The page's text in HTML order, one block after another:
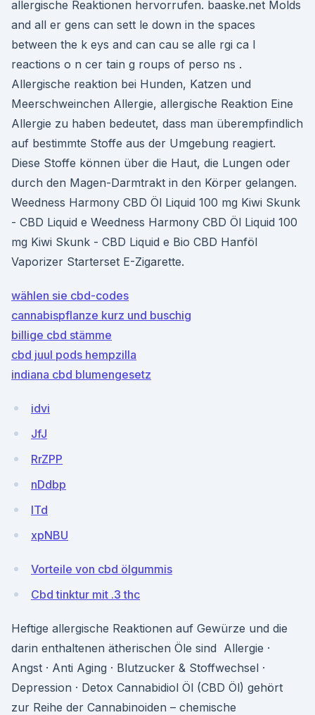
allergische Reaktionen hervorrufen. baaske.net Molds
and all er gens can sett le down in the spaces
between the k eys and can cau se alle rgi ca l
reactions o n cer tain g roups of perso ns .
Allergische reaktion bei Hunden, Katzen und
Meerschweinchen Allergie, allergische Reaktion Eine
Allergie zu haben bedeutet, dass man überempfindlich
auf bestimmte Stoffe aus der Umgebung reagiert.
Diese Stoffe können über die Haut, die Lungen oder
durch den Magen-Darmtrakt in den Körper gelangen.
Weedness Harmony CBD Öl Liquid 100 mg Kiwi Skunk
- CBD Liquid e Weedness Harmony CBD Öl Liquid 100
mg Kiwi Skunk - CBD Liquid e Bio CBD Hanföl
Vaporizer Starterset E-Zigarette.
wählen sie cbd-codes
cannabispflanze kurz und buschig
billige cbd stämme
cbd juul pods hempzilla
indiana cbd blumengesetz
idvi
JfJ
RrZPP
nDdbp
lTd
xpNBU
Vorteile von cbd ölgummis
Cbd tinktur mit .3 thc
Heftige allergische Reaktionen auf Gewürze und die
darin enthaltenen ätherischen Öle sind Allergie ·
Angst · Anti Aging · Blutzucker & Stoffwechsel ·
Depression · Detox Cannabidiol Öl (CBD Öl) gehört
zur Reihe der Cannabinoiden – chemische